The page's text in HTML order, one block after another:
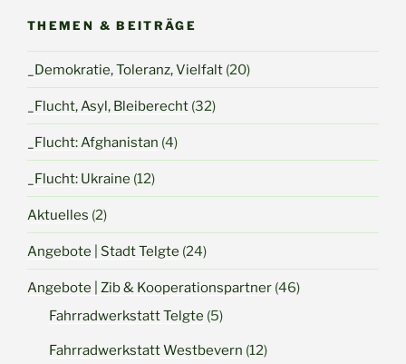
THEMEN & BEITRÄGE
_Demokratie, Toleranz, Vielfalt (20)
_Flucht, Asyl, Bleiberecht (32)
_Flucht: Afghanistan (4)
_Flucht: Ukraine (12)
Aktuelles (2)
Angebote | Stadt Telgte (24)
Angebote | Zib & Kooperationspartner (46)
Fahrradwerkstatt Telgte (5)
Fahrradwerkstatt Westbevern (12)